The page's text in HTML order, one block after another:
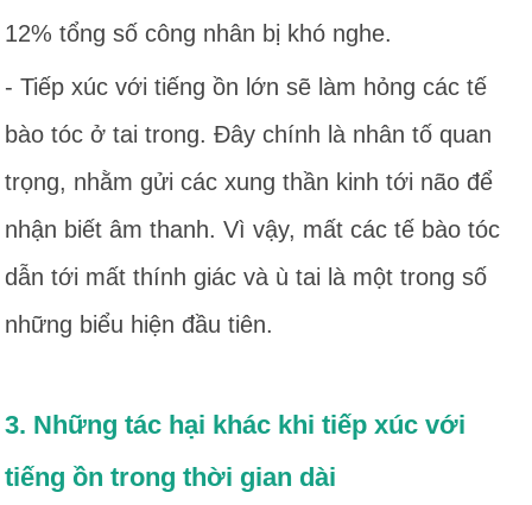
12% tổng số công nhân bị khó nghe.
- Tiếp xúc với tiếng ồn lớn sẽ làm hỏng các tế
bào tóc ở tai trong. Đây chính là nhân tố quan
trọng, nhằm gửi các xung thần kinh tới não để
nhận biết âm thanh. Vì vậy, mất các tế bào tóc
dẫn tới mất thính giác và ù tai là một trong số
những biểu hiện đầu tiên.
3. Những tác hại khác khi tiếp xúc với
tiếng ồn trong thời gian dài